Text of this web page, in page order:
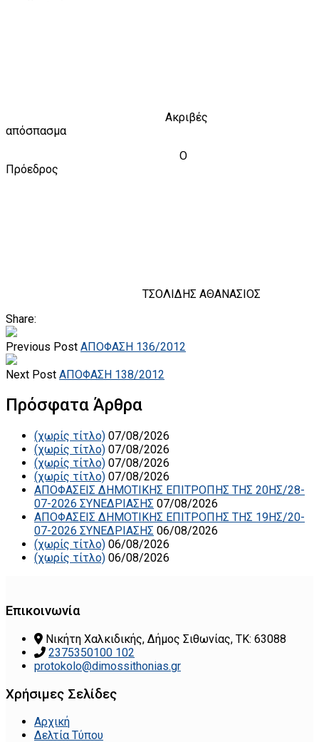
Ακριβές
απόσπασμα
Ο
Πρόεδρος
ΤΣΟΛΙΔΗΣ ΑΘΑΝΑΣΙΟΣ
Share:
Previous Post ΑΠΟΦΑΣΗ 136/2012
Next Post ΑΠΟΦΑΣΗ 138/2012
Πρόσφατα Άρθρα
(χωρίς τίτλο) 07/08/2026
(χωρίς τίτλο) 07/08/2026
(χωρίς τίτλο) 07/08/2026
(χωρίς τίτλο) 07/08/2026
ΑΠΟΦΑΣΕΙΣ ΔΗΜΟΤΙΚΗΣ ΕΠΙΤΡΟΠΗΣ ΤΗΣ 20ΗΣ/28-
07-2026 ΣΥΝΕΔΡΙΑΣΗΣ 07/08/2026
ΑΠΟΦΑΣΕΙΣ ΔΗΜΟΤΙΚΗΣ ΕΠΙΤΡΟΠΗΣ ΤΗΣ 19ΗΣ/20-
07-2026 ΣΥΝΕΔΡΙΑΣΗΣ 06/08/2026
(χωρίς τίτλο) 06/08/2026
(χωρίς τίτλο) 06/08/2026
Επικοινωνία
Νικήτη Χαλκιδικής, Δήμος Σιθωνίας, ΤΚ: 63088
2375350100 102
protokolo@dimossithonias.gr
Χρήσιμες Σελίδες
Αρχική
Δελτία Τύπου